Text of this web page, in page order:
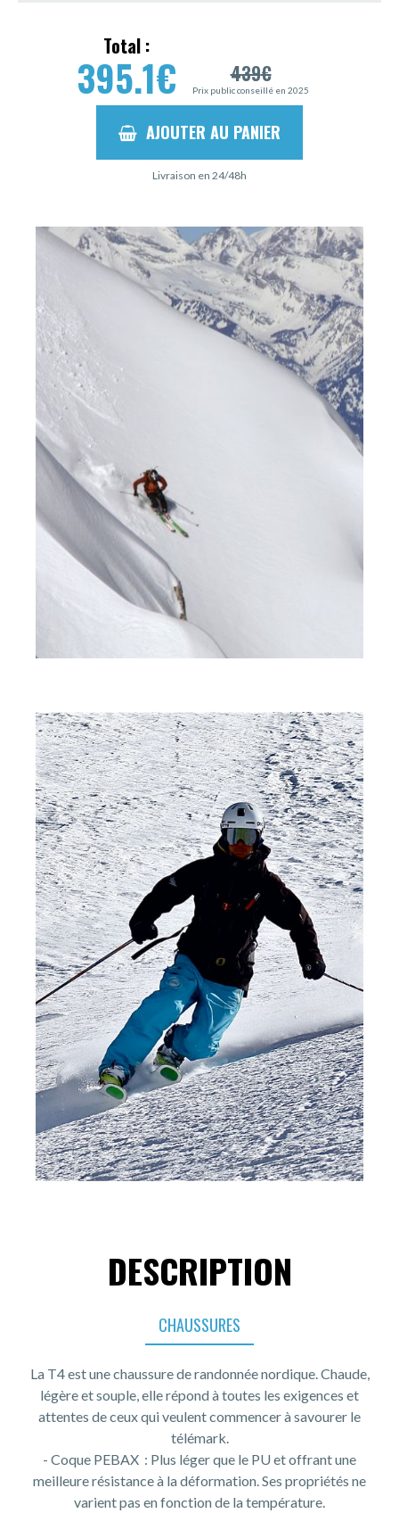
Total :
395.1€ 439€
Prix public conseillé en 2025
AJOUTER AU PANIER
Livraison en 24/48h
DESCRIPTION
CHAUSSURES
La T4 est une chaussure de randonnée nordique. Chaude,
légère et souple, elle répond à toutes les exigences et
attentes de ceux qui veulent commencer à savourer le
télémark.
- Coque PEBAX : Plus léger que le PU et offrant une
meilleure résistance à la déformation. Ses propriétés ne
varient pas en fonction de la température.